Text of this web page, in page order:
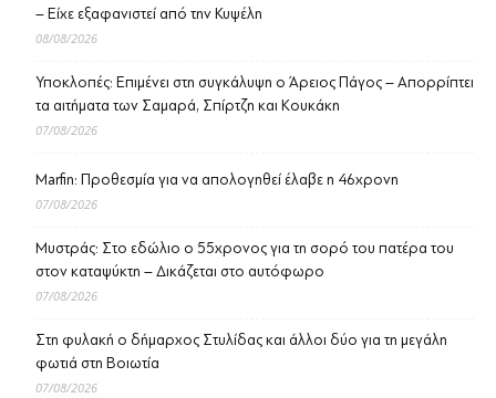
– Είχε εξαφανιστεί από την Κυψέλη
08/08/2026
Υποκλοπές: Επιμένει στη συγκάλυψη ο Άρειος Πάγος – Απορρίπτει
τα αιτήματα των Σαμαρά, Σπίρτζη και Κουκάκη
07/08/2026
Marfin: Προθεσμία για να απολογηθεί έλαβε η 46χρονη
07/08/2026
Μυστράς: Στο εδώλιο ο 55χρονος για τη σορό του πατέρα του
στον καταψύκτη – Δικάζεται στο αυτόφωρο
07/08/2026
Στη φυλακή ο δήμαρχος Στυλίδας και άλλοι δύο για τη μεγάλη
φωτιά στη Βοιωτία
07/08/2026